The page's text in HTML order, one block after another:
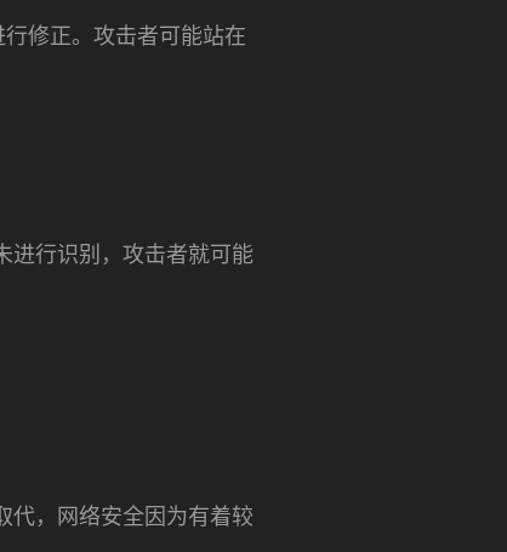
修正。攻击者可能站在
进行识别，攻击者就可能
代，网络安全因为有着较